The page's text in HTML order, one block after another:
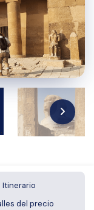
Itinerario
del precio